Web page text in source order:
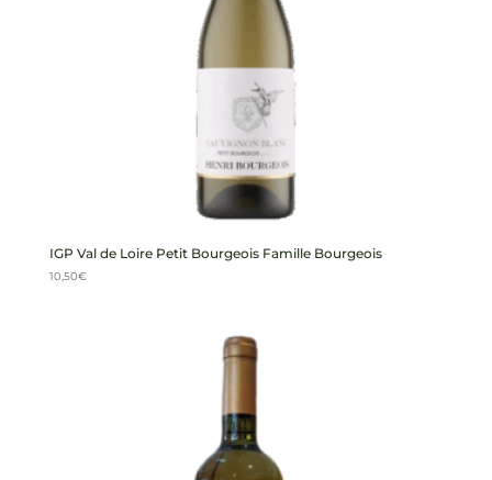
IGP Val de Loire Petit Bourgeois Famille Bourgeois
10,50€